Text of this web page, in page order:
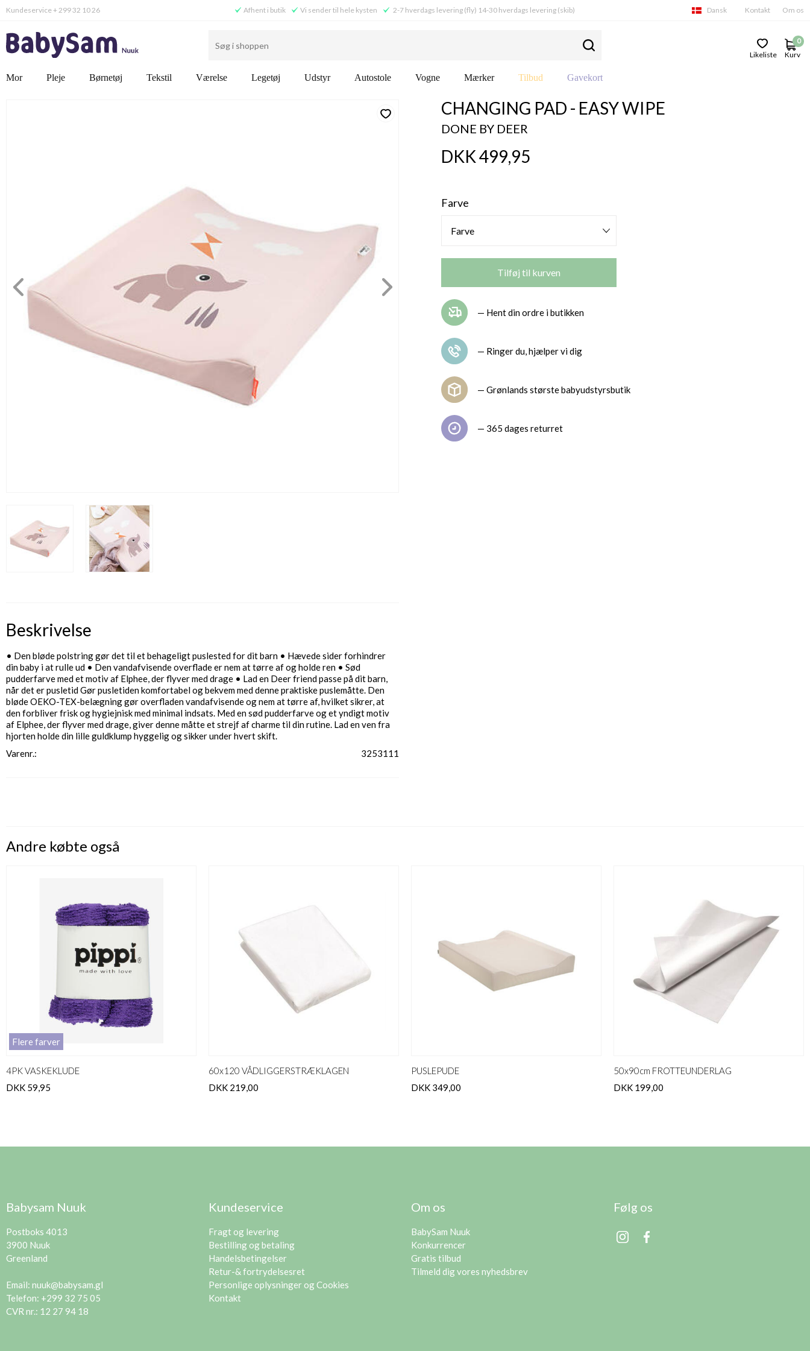
Kundeservice + 299 32 10 26 Afhent i butik Vi sender til hele kysten 2-7 hverdags levering (fly) 14-30 hverdags levering (skib) Kontakt Om os
Dansk
Kurv
0
Likeliste
Mor Pleje Børnetøj Tekstil Værelse Legetøj Udstyr Autostole Vogne Mærker Tilbud Gavekort
CHANGING PAD - EASY WIPE
DONE BY DEER
DKK 499,95
Farve
— Hent din ordre i butikken
— Ringer du, hjælper vi dig
— Grønlands største babyudstyrsbutik
— 365 dages returret
Beskrivelse
• Den bløde polstring gør det til et behageligt puslested for dit barn • Hævede sider forhindrer
din baby i at rulle ud • Den vandafvisende overflade er nem at tørre af og holde ren • Sød
pudderfarve med et motiv af Elphee, der flyver med drage • Lad en Deer friend passe på dit barn,
når det er pusletid Gør pusletiden komfortabel og bekvem med denne praktiske puslemåtte. Den
bløde OEKO-TEX-belægning gør overfladen vandafvisende og nem at tørre af, hvilket sikrer, at
den forbliver frisk og hygiejnisk med minimal indsats. Med en sød pudderfarve og et yndigt motiv
af Elphee, der flyver med drage, giver denne måtte et strejf af charme til din rutine. Lad en ven fra
hjorten holde din lille guldklump hyggelig og sikker under hvert skift.
Varenr.
3253111
Andre købte også
Flere farver
4PK VASKEKLUDE
DKK 59,95
60x120 VÅDLIGGERSTRÆKLAGEN
DKK 219,00
PUSLEPUDE
DKK 349,00
50x90cm FROTTEUNDERLAG
DKK 199,00
Babysam Nuuk
Postboks 4013
3900 Nuuk
Greenland
Email: nuuk@babysam.gl
Telefon: +299 32 75 05
CVR nr.: 12 27 94 18
Kundeservice
Fragt og levering
Bestilling og betaling
Handelsbetingelser
Retur-& fortrydelsesret
Personlige oplysninger og Cookies
Kontakt
Om os
BabySam Nuuk
Konkurrencer
Gratis tilbud
Tilmeld dig vores nyhedsbrev
Følg os